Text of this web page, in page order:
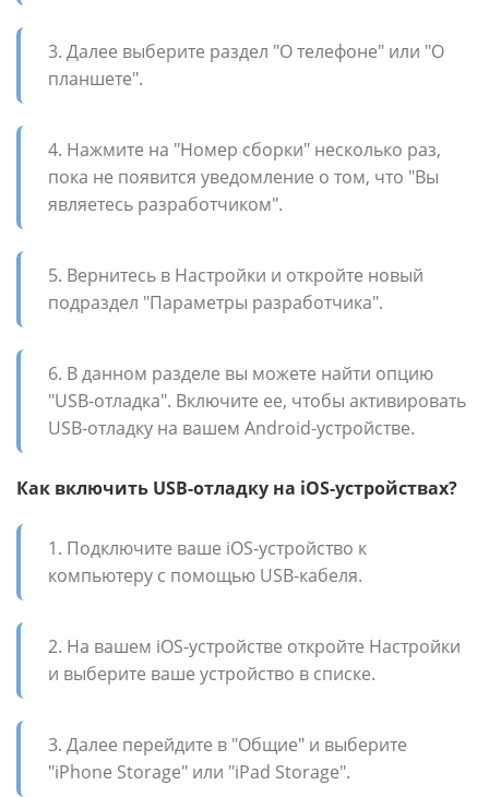
3. Далее выберите раздел "О телефоне" или "О
планшете".
4. Нажмите на "Номер сборки" несколько раз,
пока не появится уведомление о том, что "Вы
являетесь разработчиком".
5. Вернитесь в Настройки и откройте новый
подраздел "Параметры разработчика".
6. В данном разделе вы можете найти опцию
"USB-отладка". Включите ее, чтобы активировать
USB-отладку на вашем Android-устройстве.
Как включить USB-отладку на iOS-устройствах?
1. Подключите ваше iOS-устройство к
компьютеру с помощью USB-кабеля.
2. На вашем iOS-устройстве откройте Настройки
и выберите ваше устройство в списке.
3. Далее перейдите в "Общие" и выберите
"iPhone Storage" или "iPad Storage".